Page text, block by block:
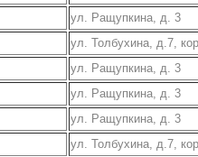
ул. Ращупкина, д. 3
ул. Толбухина, д.7,
ул. Ращупкина, д. 3
ул. Ращупкина, д. 3
ул. Ращупкина, д. 3
ул. Толбухина, д.7,